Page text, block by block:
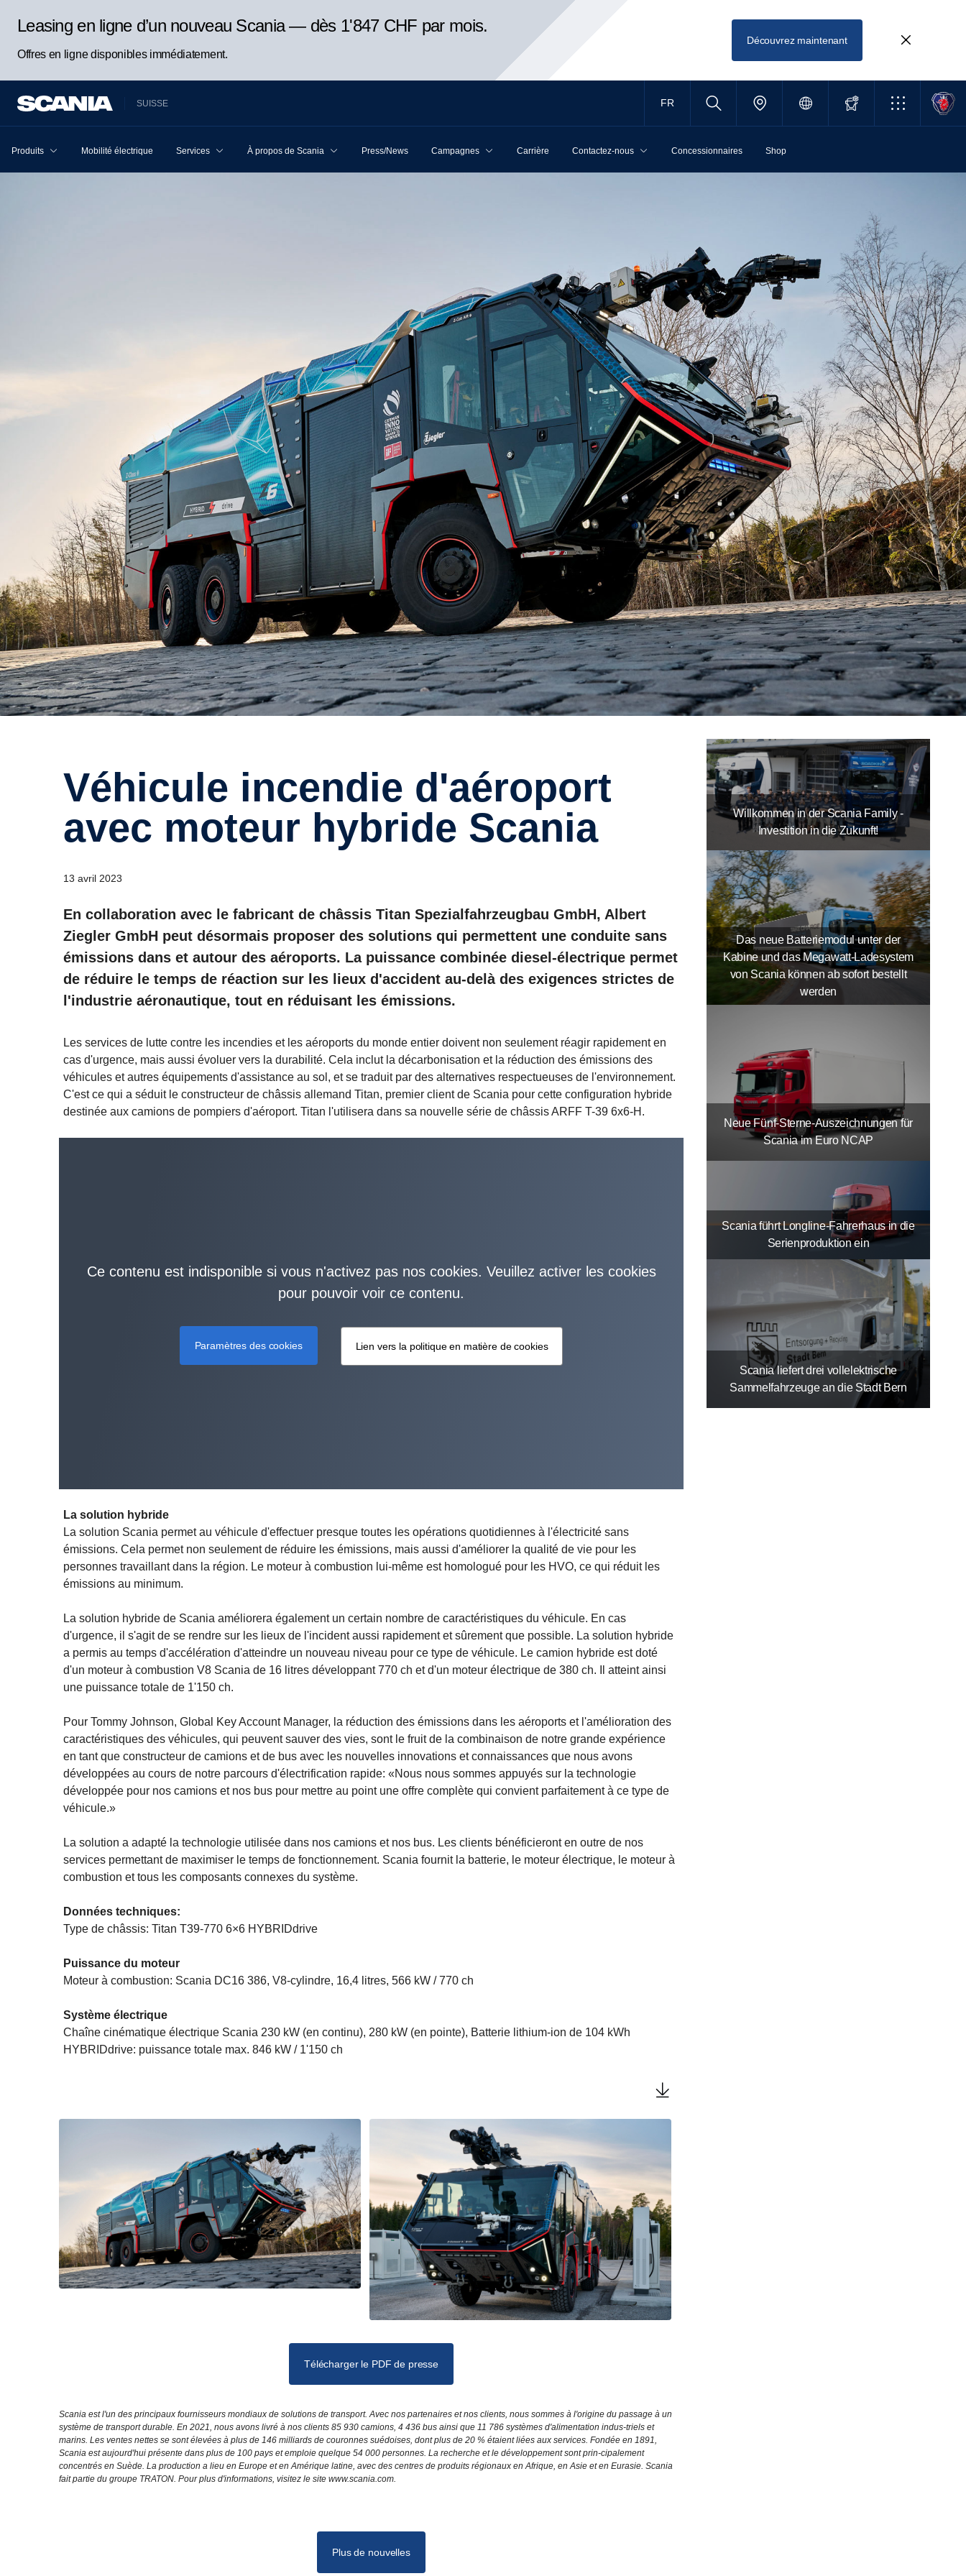
Leasing en ligne d’un nouveau Scania — dès 1'847 CHF par mois.
Offres en ligne disponibles immédiatement.
Découvrez maintenant
SUISSE FR
Produits Mobilité électrique Services À propos de Scania Press/News Campagnes Carrière Contactez-nous Concessionnaires Shop
Véhicule incendie d'aéroport
avec moteur hybride Scania
13 avril 2023
En collaboration avec le fabricant de châssis Titan Spezialfahrzeugbau GmbH, Albert
Ziegler GmbH peut désormais proposer des solutions qui permettent une conduite sans
émissions dans et autour des aéroports. La puissance combinée diesel-électrique permet
de réduire le temps de réaction sur les lieux d'accident au-delà des exigences strictes de
l'industrie aéronautique, tout en réduisant les émissions.
Les services de lutte contre les incendies et les aéroports du monde entier doivent non seulement réagir rapidement en
cas d'urgence, mais aussi évoluer vers la durabilité. Cela inclut la décarbonisation et la réduction des émissions des
véhicules et autres équipements d'assistance au sol, et se traduit par des alternatives respectueuses de l'environnement.
C'est ce qui a séduit le constructeur de châssis allemand Titan, premier client de Scania pour cette configuration hybride
destinée aux camions de pompiers d'aéroport. Titan l'utilisera dans sa nouvelle série de châssis ARFF T-39 6x6-H.
Ce contenu est indisponible si vous n'activez pas nos cookies. Veuillez activer les cookies
pour pouvoir voir ce contenu.
Paramètres des cookies Lien vers la politique en matière de cookies
La solution hybride
La solution Scania permet au véhicule d'effectuer presque toutes les opérations quotidiennes à l'électricité sans
émissions. Cela permet non seulement de réduire les émissions, mais aussi d'améliorer la qualité de vie pour les
personnes travaillant dans la région. Le moteur à combustion lui-même est homologué pour les HVO, ce qui réduit les
émissions au minimum.
La solution hybride de Scania améliorera également un certain nombre de caractéristiques du véhicule. En cas
d'urgence, il s'agit de se rendre sur les lieux de l'incident aussi rapidement et sûrement que possible. La solution hybride
a permis au temps d'accélération d'atteindre un nouveau niveau pour ce type de véhicule. Le camion hybride est doté
d'un moteur à combustion V8 Scania de 16 litres développant 770 ch et d'un moteur électrique de 380 ch. Il atteint ainsi
une puissance totale de 1'150 ch.
Pour Tommy Johnson, Global Key Account Manager, la réduction des émissions dans les aéroports et l'amélioration des
caractéristiques des véhicules, qui peuvent sauver des vies, sont le fruit de la combinaison de notre grande expérience
en tant que constructeur de camions et de bus avec les nouvelles innovations et connaissances que nous avons
développées au cours de notre parcours d'électrification rapide: «Nous nous sommes appuyés sur la technologie
développée pour nos camions et nos bus pour mettre au point une offre complète qui convient parfaitement à ce type de
véhicule.»
La solution a adapté la technologie utilisée dans nos camions et nos bus. Les clients bénéficieront en outre de nos
services permettant de maximiser le temps de fonctionnement. Scania fournit la batterie, le moteur électrique, le moteur à
combustion et tous les composants connexes du système.
Données techniques:
Type de châssis: Titan T39-770 6×6 HYBRIDdrive
Puissance du moteur
Moteur à combustion: Scania DC16 386, V8-cylindre, 16,4 litres, 566 kW / 770 ch
Système électrique
Chaîne cinématique électrique Scania 230 kW (en continu), 280 kW (en pointe), Batterie lithium-ion de 104 kWh
HYBRIDdrive: puissance totale max. 846 kW / 1'150 ch
Télécharger le PDF de presse
Scania est l'un des principaux fournisseurs mondiaux de solutions de transport. Avec nos partenaires et nos clients, nous sommes à l'origine du passage à un
système de transport durable. En 2021, nous avons livré à nos clients 85 930 camions, 4 436 bus ainsi que 11 786 systèmes d'alimentation indus-triels et
marins. Les ventes nettes se sont élevées à plus de 146 milliards de couronnes suédoises, dont plus de 20 % étaient liées aux services. Fondée en 1891,
Scania est aujourd'hui présente dans plus de 100 pays et emploie quelque 54 000 personnes. La recherche et le développement sont prin-cipalement
concentrés en Suède. La production a lieu en Europe et en Amérique latine, avec des centres de produits régionaux en Afrique, en Asie et en Eurasie. Scania
fait partie du groupe TRATON. Pour plus d'informations, visitez le site www.scania.com.
Plus de nouvelles
Willkommen in der Scania Family -
Investition in die Zukunft!
Das neue Batteriemodul unter der
Kabine und das Megawatt-Ladesystem
von Scania können ab sofort bestellt
werden
Neue Fünf-Sterne-Auszeichnungen für
Scania im Euro NCAP
Scania führt Longline-Fahrerhaus in die
Serienproduktion ein
Scania liefert drei vollelektrische
Sammelfahrzeuge an die Stadt Bern